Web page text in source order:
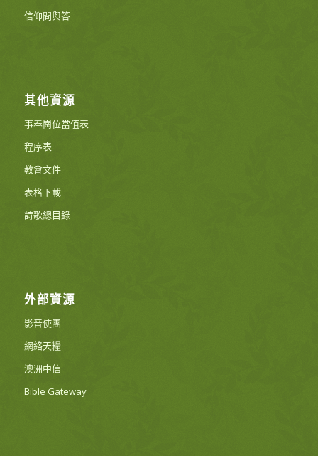
信仰問與答
其他資源
事奉崗位當值表
程序表
教會文件
表格下載
詩歌總目錄
外部資源
影音使團
網絡天糧
澳洲中信
Bible Gateway